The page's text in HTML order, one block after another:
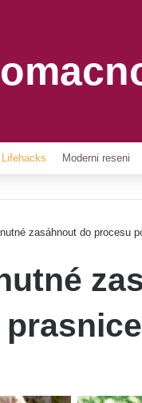
Lifehacks Moderni reseni
zasáhnout do procesu